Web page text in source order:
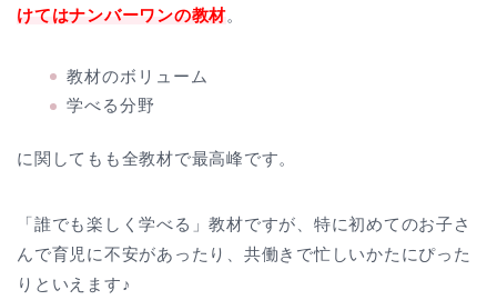
けてはナンバーワンの教材。
教材のボリューム
学べる分野
に関してもも全教材で最高峰です。
「誰でも楽しく学べる」教材ですが、特に初めてのお子さ
んで育児に不安があったり、共働きで忙しいかたにぴった
りといえます♪